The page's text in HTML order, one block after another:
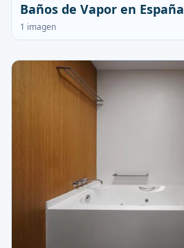
Baños de Vapor en España
1 imagen